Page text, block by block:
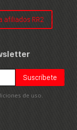
afiliados RR2
de uso.